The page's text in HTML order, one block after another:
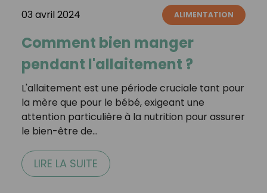
03 avril 2024 ALIMENTATION
Comment bien manger
pendant l'allaitement ?
L'allaitement est une période cruciale tant pour
la mère que pour le bébé, exigeant une
attention particulière à la nutrition pour assurer
le bien-être de…
LIRE LA SUITE